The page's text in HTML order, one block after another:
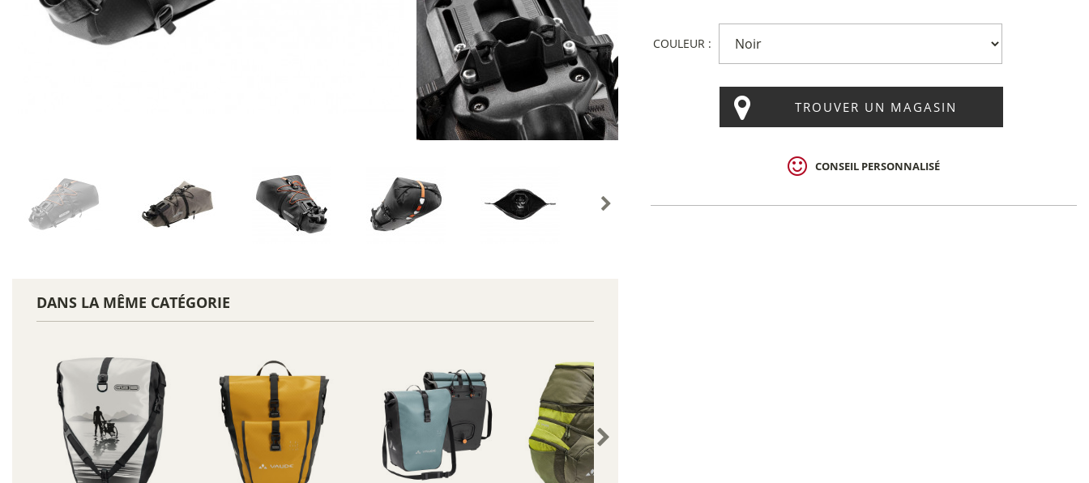
COULEUR :
TROUVER UN MAGASIN
CONSEIL PERSONNALISÉ
DANS LA MÊME CATÉGORIE